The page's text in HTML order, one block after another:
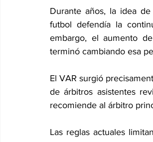
Durante años, la idea
futbol defendía la
embargo, el aumento
terminó cambiando esa
El VAR surgió
de árbitros asistentes
recomiende al árbitro
Las reglas actuales